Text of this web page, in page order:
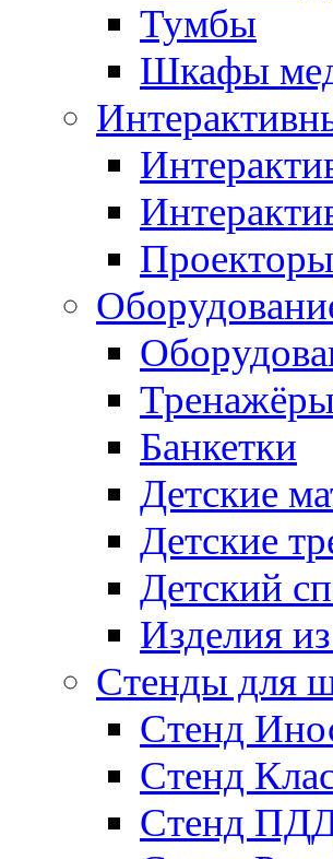
Тумбы
Шкафы
Проекторы
Банкетки
Детские
Детские
Детский
Изделия
Стенды для
Стенд
Стенд
Стенд